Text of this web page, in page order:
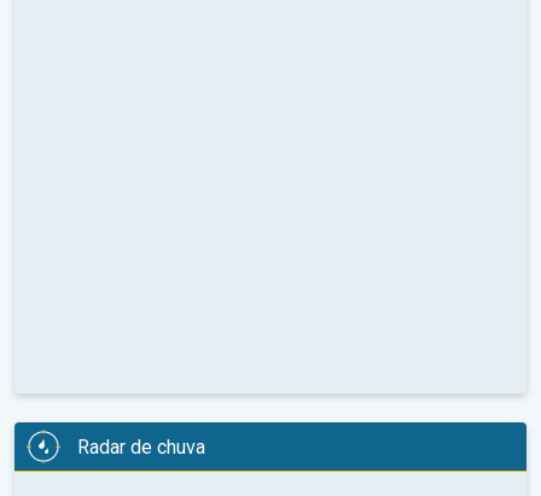
Radar de chuva